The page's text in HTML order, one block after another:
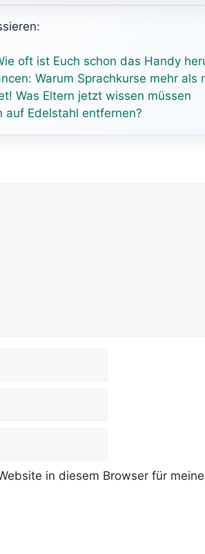
oft ist Euch schon das Handy
Warum Sprachkurse mehr als
Was Eltern jetzt wissen müssen
auf Edelstahl entfernen?
in diesem Browser für